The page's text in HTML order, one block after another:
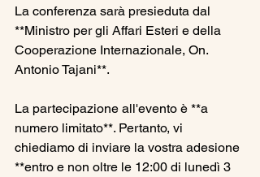
La conferenza sarà presieduta dal
**Ministro per gli Affari Esteri e della
Cooperazione Internazionale, On.
Antonio Tajani**.
La partecipazione all'evento è **a
numero limitato**. Pertanto, vi
chiediamo di inviare la vostra adesione
**entro e non oltre le 12:00 di lunedì 3